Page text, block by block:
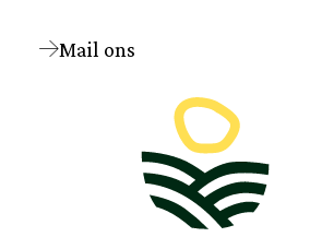
Mail ons